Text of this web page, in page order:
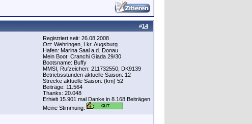
#14
Registriert seit: 26.08.2008
Ort: Wehringen, Lkr. Augsburg
Hafen: Marina Saal a.d. Donau
Mein Boot: Cranchi Giada 29/30
Bootsname: Buffy
MMSI, Rufzeichen: 211732550, DK9139
Betriebsstunden aktuelle Saison: 12
Strecke aktuelle Saison: (km) 52
Beiträge: 11.564
Thanks: 20.048
Erhielt 15.901 mal Danke in 8.168 Beiträgen
Meine Stimmung: